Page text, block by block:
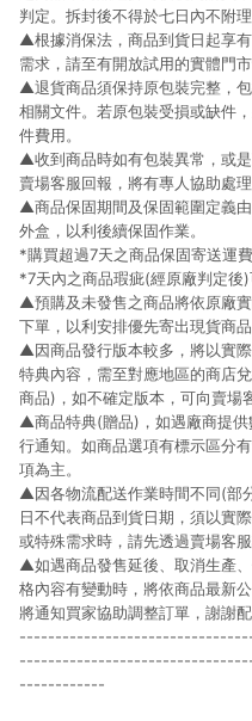
判定。拆封後不得於七日內不附
▲根據消保法，商品到貨日起享
需求，請至有開放試用的實體門
▲退貨商品須保持原包裝完整，
相關文件。若原包裝受損或缺件
件費用。
▲收到商品時如有包裝異常，或
賣場客服回報，將有專人協助處理
▲商品保固期間及保固範圍定義
外盒，以利後續保固作業。
*購買超過7天之商品保固寄送運費
*7天內之商品瑕疵(經原廠判定後
▲預購及未發售之商品將依原廠
下單，以利安排優先寄出現貨商品
▲因商品發行版本較多，將以實
特典內容，需至對應地區的商店
商品)，如不確定版本，可向賣場
▲商品特典(贈品)，如遇廠商提供
行通知。如商品選項有標示區分
項為主。
▲因各物流配送作業時間不同(部
日不代表商品到貨日期，須以實
或特殊需求時，請先透過賣場客
▲如遇商品發售延後、取消生產
格內容有變動時，將依商品最新
將通知買家協助調整訂單，謝謝配
------------